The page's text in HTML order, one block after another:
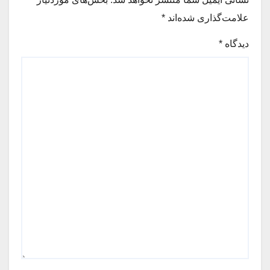
علامت‌گذاری شده‌اند *
دیدگاه *